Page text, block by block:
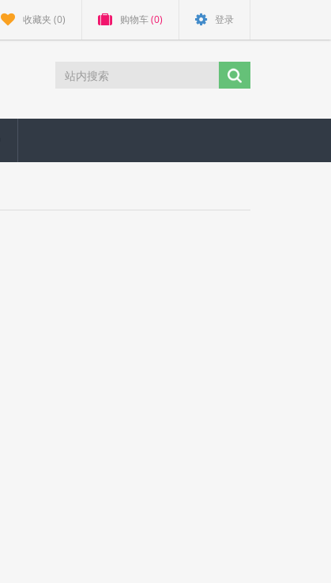
收藏夹 (0) 购物车(0) 登录